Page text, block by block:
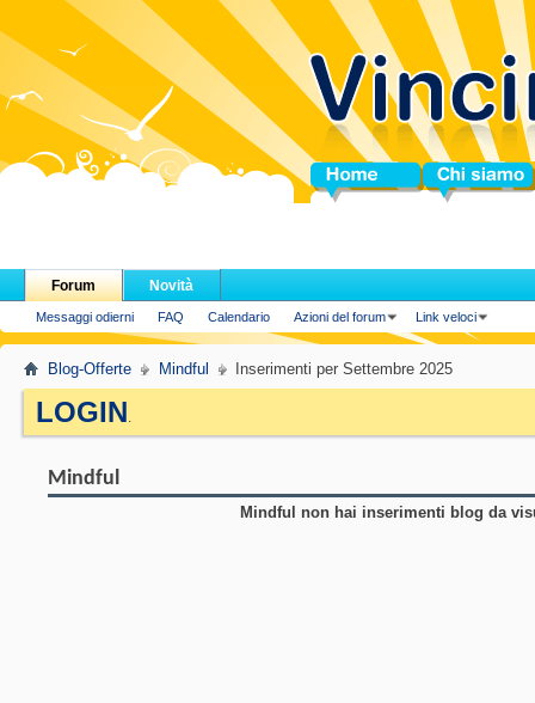
Home Chi siamo
Forum
Messaggi odierni FAQ Calendario Azioni del forum Link veloci
Novità
Blog-Offerte Mindful Inserimenti per Settembre 2025
LOGIN.
Mindful
Mindful non hai inserimenti blog da